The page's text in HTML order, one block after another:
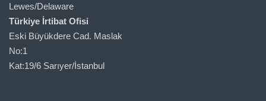
Lewes/Delaware
Türkiye İrtibat Ofisi
Eski Büyükdere Cad. Maslak
No:1
Kat:19/6 Sarıyer/İstanbul